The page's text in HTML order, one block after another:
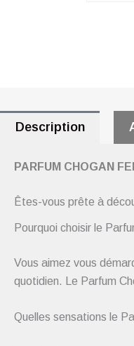
Description
PARFUM CHOGAN
Êtes-vous prête à
Pourquoi choisir le
Vous aimez vous
quotidien. Le Parfum
Quelles sensations le